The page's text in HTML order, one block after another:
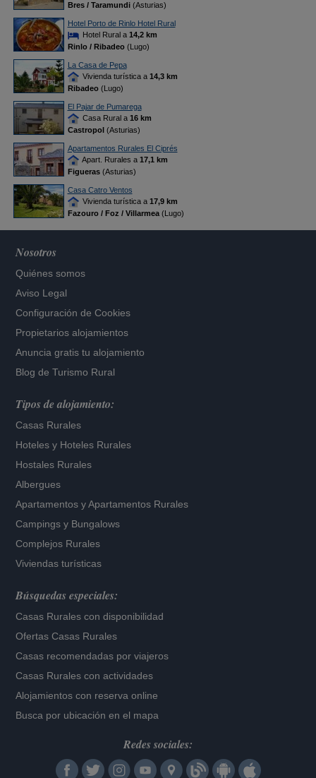
Bres / Taramundi(Asturias)
Hotel Porto de Rinlo Hotel Rural
Hotel Rural a 14,2 km
Rinlo / Ribadeo(Lugo)
La Casa de Pepa
Vivienda turística a 14,3 km
Ribadeo(Lugo)
El Pajar de Pumarega
Casa Rural a 16 km
Castropol(Asturias)
Apartamentos Rurales El Ciprés
Apart. Rurales a 17,1 km
Figueras(Asturias)
Casa Catro Ventos
Vivienda turística a 17,9 km
Fazouro / Foz / Villarmea(Lugo)
Nosotros
Quiénes somos
Aviso Legal
Configuración de Cookies
Propietarios alojamientos
Anuncia gratis tu alojamiento
Blog de Turismo Rural
Tipos de alojamiento:
Casas Rurales
Hoteles y Hoteles Rurales
Hostales Rurales
Albergues
Apartamentos yApartamentos Rurales
Campings y Bungalows
Complejos Rurales
Viviendas turísticas
Búsquedas especiales:
Casas Rurales con disponibilidad
Ofertas Casas Rurales
Casas recomendadas por viajeros
Casas Rurales con actividades
Alojamientos con reserva online
Busca por ubicación en el mapa
Redes sociales: